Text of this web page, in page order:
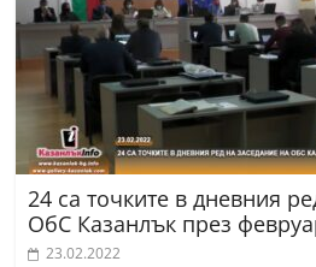
24 са точките в дневния
ОбС Казанлък през
23.02.2022